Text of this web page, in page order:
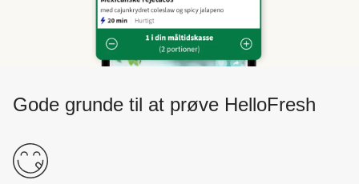
Gode grunde til at prøve HelloFresh